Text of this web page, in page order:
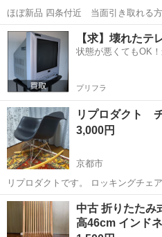
ほぼ新品 四条付近 当面引き取れる
京都 京都市 烏丸御池駅
【求】壊れたテ
状態が悪くてもOK
プリフラ
リプロダクト
3,000円
京都市
リプロダクトです。 ロッキングチェア 10年ぐらい座ったり、物を置い
たりとしていました。
京都 京都市 椅子 リプロ
中古 折りたたみ
高46cm インド